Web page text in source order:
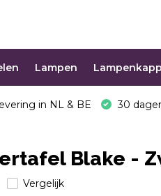
Lampen
in NL & BE 30
Blake -
Vergelijk